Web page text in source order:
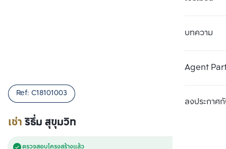
บทความ
Agent
ลงประกาศกั
เช่าริธึ่ม สุขุมวิท
Ref: C18101003
ตรวจสอบโครงสร้างแล้ว